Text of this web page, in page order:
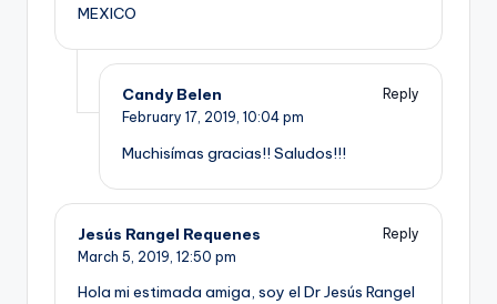
MEXICO
Candy Belen
Reply
February 17, 2019, 10:04 pm
Muchisímas gracias!! Saludos!!!
Jesús Rangel Requenes
Reply
March 5, 2019, 12:50 pm
Hola mi estimada amiga, soy el Dr Jesús Rangel